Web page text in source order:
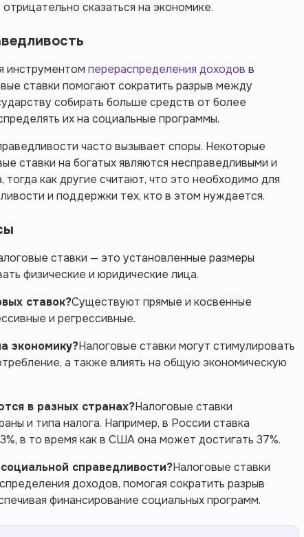
сказаться на экономике.
инструментом перераспределения доходов в
ставки помогают сократить разрыв между
собирать больше средств от более
их на социальные программы.
часто вызывает споры. Некоторые
ставки на богатых являются несправедливыми и
тогда как другие считают, что это необходимо для
и поддержки тех, кто в этом нуждается.
ставки — это установленные размеры
физические и юридические лица.
ставок?Существуют прямые и косвенные
и регрессивные.
экономику?Налоговые ставки могут стимулировать
а также влиять на общую экономическую
в разных странах?Налоговые ставки
и типа налога. Например, в России ставка
в то время как в США она может достигать 37%.
справедливости?Налоговые ставки
доходов, помогая сократить разрыв
финансирование социальных программ.